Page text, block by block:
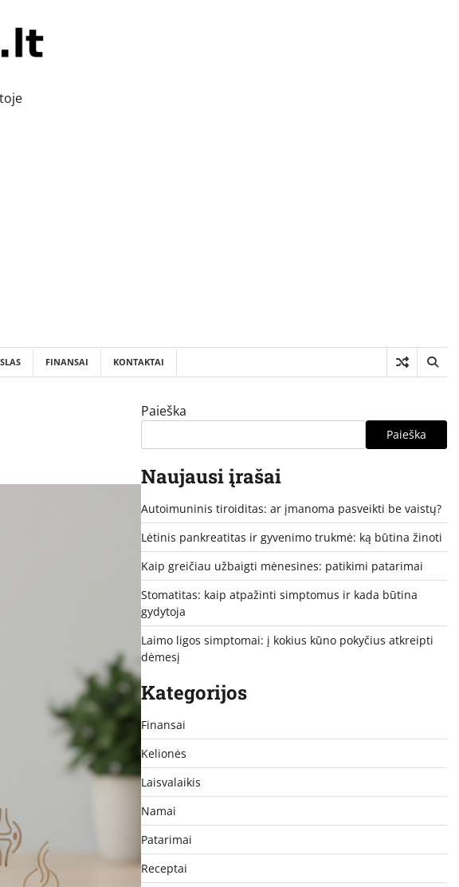
FINANSAI KONTAKTAI
Paieška
Paieška
Naujausi įrašai
Autoimuninis tiroiditas: ar įmanoma pasveikti be vaistų?
Lėtinis pankreatitas ir gyvenimo trukmė: ką būtina žinoti
Kaip greičiau užbaigti mėnesines: patikimi patarimai
Stomatitas: kaip atpažinti simptomus ir kada būtina
gydytoja
Laimo ligos simptomai: į kokius kūno pokyčius atkreipti
dėmesį
Kategorijos
Finansai
Kelionės
Laisvalaikis
Namai
Patarimai
Receptai